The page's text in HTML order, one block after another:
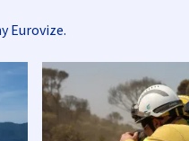
Eurovize.